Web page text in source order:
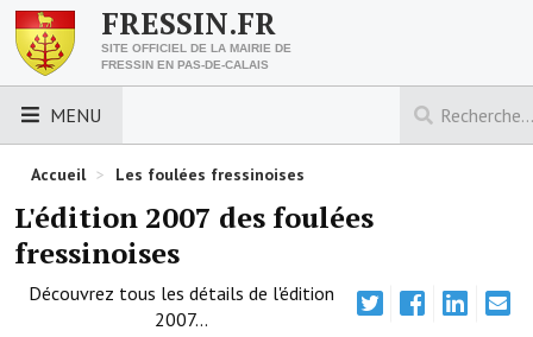
FRESSIN.FR
SITE OFFICIEL DE LA MAIRIE DE
FRESSIN EN PAS-DE-CALAIS
MENU
LES ESSENTIELS
Découvrez Fressin
Urbanisme
Accueil > Les foulées fressinoises
L'édition 2007 des foulées
fressinoises
Découvrez tous les détails de l'édition
2007...